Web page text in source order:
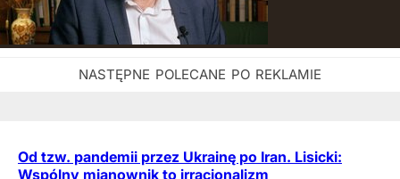
Od tzw. pandemii przez Ukrainę po Iran. Lisicki:
Wspólny mianownik to irracjonalizm